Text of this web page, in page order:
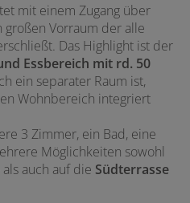
mit einem Zugang über
Vorraum der alle
Das Highlight ist der
Essbereich mit rd. 50
ein separater Raum ist,
Wohnbereich integriert
3 Zimmer, ein Bad, eine
Möglichkeiten sowohl
als auch auf die Südterrasse